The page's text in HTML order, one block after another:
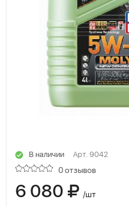
В наличии Арт. 9042
0 отзывов
6 080 /шт